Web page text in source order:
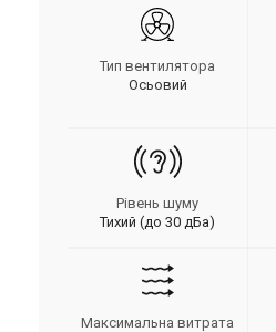
Тип вентилятора
Осьовий
Рівень шуму
Тихий (до 30 дБа)
Максимальна витрата